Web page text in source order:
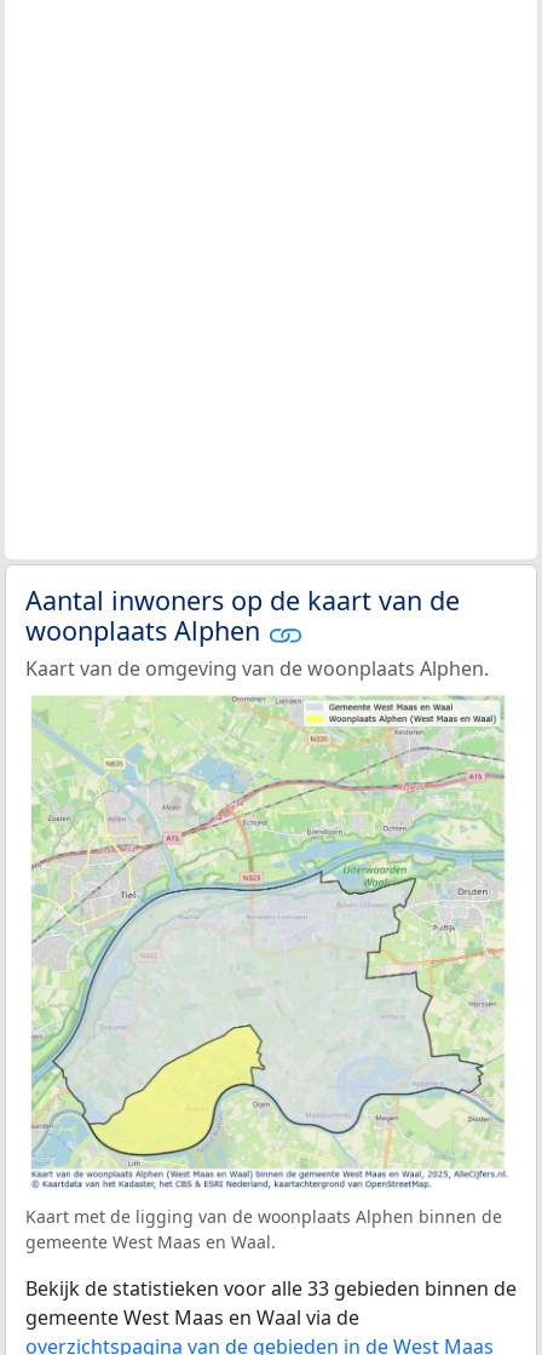
Aantal inwoners op de kaart van de
woonplaats Alphen
Kaart van de omgeving van de woonplaats Alphen.
Kaart met de ligging van de woonplaats Alphen binnen de
gemeente West Maas en Waal.
Bekijk de statistieken voor alle 33 gebieden binnen de
gemeente West Maas en Waal via de
overzichtspagina van de gebieden in de West Maas